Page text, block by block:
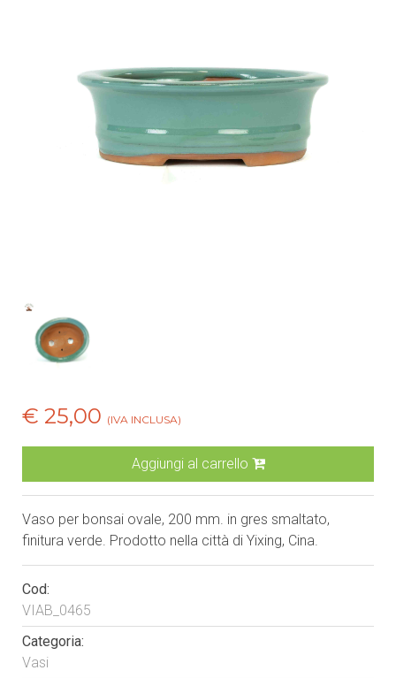
€ 25,00 (IVA INCLUSA)
Aggiungi al carrello
Vaso per bonsai ovale, 200 mm. in gres smaltato,
finitura verde. Prodotto nella città di Yixing, Cina.
Cod:
VIAB_0465
Categoria:
Vasi